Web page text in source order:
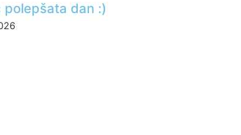
polepšata dan :)